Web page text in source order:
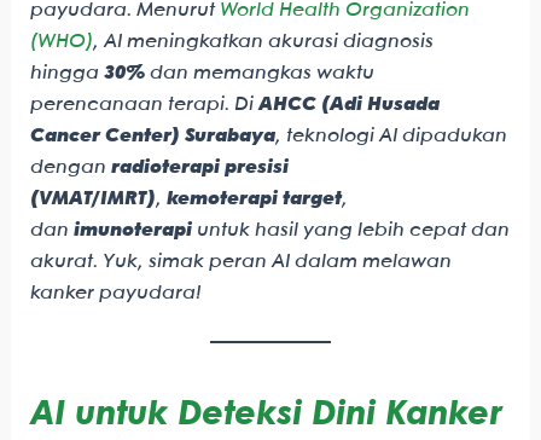
payudara. Menurut World Health Organization
(WHO), AI meningkatkan akurasi diagnosis
hingga 30%dan memangkas waktu
perencanaan terapi. DiAHCC (Adi Husada
Cancer Center) Surabaya, teknologi AI dipadukan
dengan radioterapi presisi
(VMAT/IMRT), kemoterapi target,
dan imunoterapiuntuk hasil yang lebih cepat dan
akurat. Yuk, simak peran AI dalam melawan
kanker payudara!
AI untuk Deteksi Dini Kanker